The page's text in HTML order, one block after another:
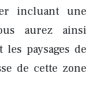
incluant une
aurez ainsi
paysages de
de cette zone